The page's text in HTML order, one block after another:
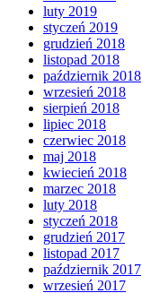
luty 2019
styczeń 2019
grudzień 2018
listopad 2018
październik 2018
wrzesień 2018
sierpień 2018
lipiec 2018
czerwiec 2018
maj 2018
kwiecień 2018
marzec 2018
luty 2018
styczeń 2018
grudzień 2017
listopad 2017
październik 2017
wrzesień 2017